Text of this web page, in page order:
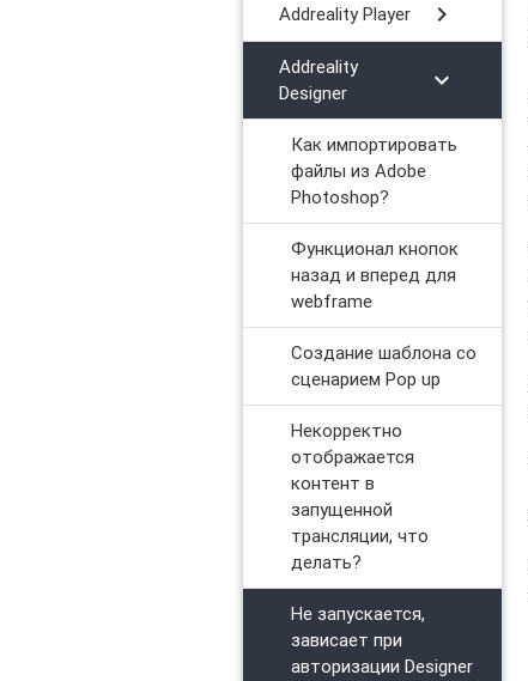
Addreality Player chevron_right
Addreality
Designer
chevron_right
Как импортировать
файлы из Adobe
Photoshop?
Функционал кнопок
назад и вперед для
webframe
Создание шаблона со
сценарием Pop up
Некорректно
отображается
контент в
запущенной
трансляции, что
делать?
Не запускается,
зависает при
авторизации Designer